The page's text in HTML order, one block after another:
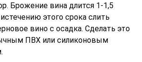
Брожение вина длится 1-1,5
этого срока слить
вино с осадка. Сделать это
ПВХ или силиконовым